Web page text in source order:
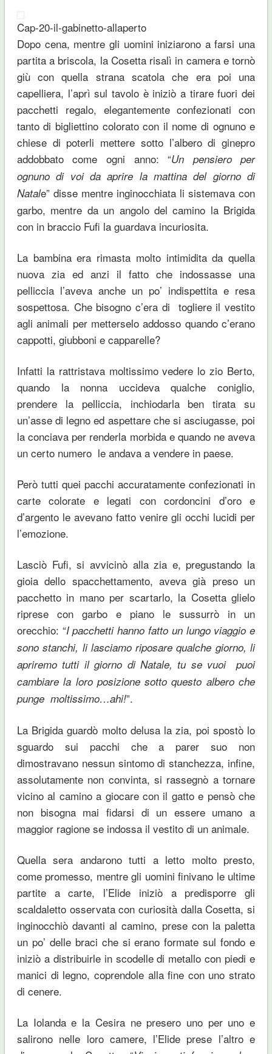
Cap-20-il-gabinetto-allaperto
Dopo cena, mentre gli uomini iniziarono a farsi una
partita a briscola, la Cosetta risalì in camera e tornò
giù con quella strana scatola che era poi una
capelliera, l’aprì sul tavolo è iniziò a tirare fuori dei
pacchetti regalo, elegantemente confezionati con
tanto di bigliettino colorato con il nome di ognuno e
chiese di poterli mettere sotto l’albero di ginepro
addobbato come ogni anno: “Un pensiero per
ognuno di voi da aprire la mattina del giorno di
Natale” disse mentre inginocchiata li sistemava con
garbo, mentre da un angolo del camino la Brigida
con in braccio Fufi la guardava incuriosita.
La bambina era rimasta molto intimidita da quella
nuova zia ed anzi il fatto che indossasse una
pelliccia l’aveva anche un po’ indispettita e resa
sospettosa. Che bisogno c’era di togliere il vestito
agli animali per metterselo addosso quando c’erano
cappotti, giubboni e capparelle?
Infatti la rattristava moltissimo vedere lo zio Berto,
quando la nonna uccideva qualche coniglio,
prendere la pelliccia, inchiodarla ben tirata su
un’asse di legno ed aspettare che si asciugasse, poi
la conciava per renderla morbida e quando ne aveva
un certo numero le andava a vendere in paese.
Però tutti quei pacchi accuratamente confezionati in
carte colorate e legati con cordoncini d’oro e
d’argento le avevano fatto venire gli occhi lucidi per
l’emozione.
Lasciò Fufi, si avvicinò alla zia e, pregustando la
gioia dello spacchettamento, aveva già preso un
pacchetto in mano per scartarlo, la Cosetta glielo
riprese con garbo e piano le sussurrò in un
orecchio: “I pacchetti hanno fatto un lungo viaggio e
sono stanchi, li lasciamo riposare qualche giorno, li
apriremo tutti il giorno di Natale, tu se vuoi puoi
cambiare la loro posizione sotto questo albero che
punge moltissimo…ahi!”.
La Brigida guardò molto delusa la zia, poi spostò lo
sguardo sui pacchi che a parer suo non
dimostravano nessun sintomo di stanchezza, infine,
assolutamente non convinta, si rassegnò a tornare
vicino al camino a giocare con il gatto e pensò che
non bisogna mai fidarsi di un essere umano a
maggior ragione se indossa il vestito di un animale.
Quella sera andarono tutti a letto molto presto,
come promesso, mentre gli uomini finivano le ultime
partite a carte, l’Elide iniziò a predisporre gli
scaldaletto osservata con curiosità dalla Cosetta, si
inginocchiò davanti al camino, prese con la paletta
un po’ delle braci che si erano formate sul fondo e
iniziò a distribuirle in scodelle di metallo con piedi e
manici di legno, coprendole alla fine con uno strato
di cenere.
La Iolanda e la Cesira ne presero uno per uno e
salirono nelle loro camere, l’Elide prese l’altro e